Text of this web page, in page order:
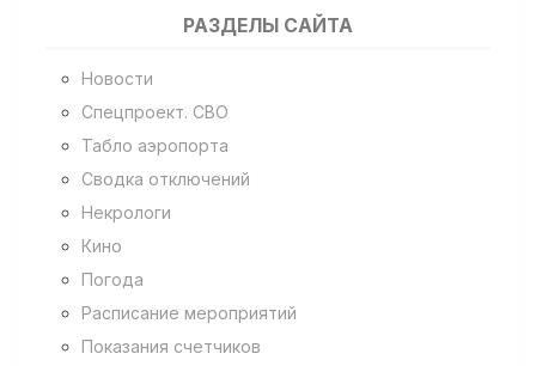
РАЗДЕЛЫ САЙТА
Новости
Спецпроект. СВО
Табло аэропорта
Сводка отключений
Некрологи
Кино
Погода
Расписание мероприятий
Показания счетчиков